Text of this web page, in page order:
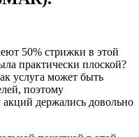
50% стрижки в этой
практически плоской?
услуга может быть
поэтому
акций держались довольно